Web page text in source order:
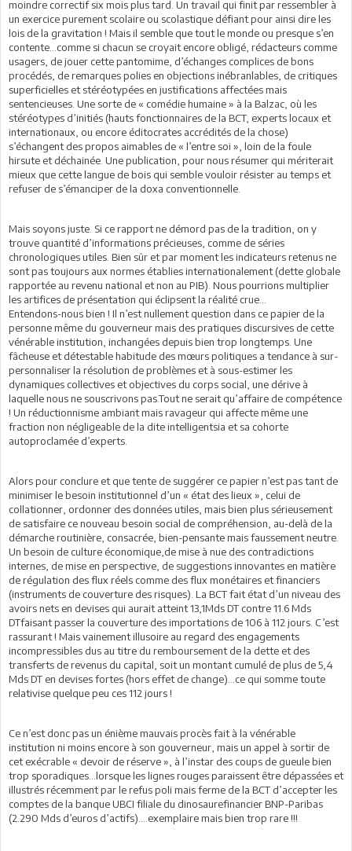
moindre correctif six mois plus tard. Un travail qui finit par ressembler à
un exercice purement scolaire ou scolastique défiant pour ainsi dire les
lois de la gravitation ! Mais il semble que tout le monde ou presque s’en
contente…comme si chacun se croyait encore obligé, rédacteurs comme
usagers, de jouer cette pantomime, d’échanges complices de bons
procédés, de remarques polies en objections inébranlables, de critiques
superficielles et stéréotypées en justifications affectées mais
sentencieuses. Une sorte de « comédie humaine » à la Balzac, où les
stéréotypes d’initiés (hauts fonctionnaires de la BCT, experts locaux et
internationaux, ou encore éditocrates accrédités de la chose)
s’échangent des propos aimables de « l’entre soi », loin de la foule
hirsute et déchainée. Une publication, pour nous résumer qui mériterait
mieux que cette langue de bois qui semble vouloir résister au temps et
refuser de s’émanciper de la doxa conventionnelle.
Mais soyons juste. Si ce rapport ne démord pas de la tradition, on y
trouve quantité d’informations précieuses, comme de séries
chronologiques utiles. Bien sûr et par moment les indicateurs retenus ne
sont pas toujours aux normes établies internationalement (dette globale
rapportée au revenu national et non au PIB). Nous pourrions multiplier
les artifices de présentation qui éclipsent la réalité crue…
Entendons-nous bien ! Il n’est nullement question dans ce papier de la
personne même du gouverneur mais des pratiques discursives de cette
vénérable institution, inchangées depuis bien trop longtemps. Une
fâcheuse et détestable habitude des mœurs politiques a tendance à sur-
personnaliser la résolution de problèmes et à sous-estimer les
dynamiques collectives et objectives du corps social, une dérive à
laquelle nous ne souscrivons pas.Tout ne serait qu’affaire de compétence
! Un réductionnisme ambiant mais ravageur qui affecte même une
fraction non négligeable de la dite intelligentsia et sa cohorte
autoproclamée d’experts.
Alors pour conclure et que tente de suggérer ce papier n’est pas tant de
minimiser le besoin institutionnel d’un « état des lieux », celui de
collationner, ordonner des données utiles, mais bien plus sérieusement
de satisfaire ce nouveau besoin social de compréhension, au-delà de la
démarche routinière, consacrée, bien-pensante mais faussement neutre.
Un besoin de culture économique,de mise à nue des contradictions
internes, de mise en perspective, de suggestions innovantes en matière
de régulation des flux réels comme des flux monétaires et financiers
(instruments de couverture des risques). La BCT fait état d’un niveau des
avoirs nets en devises qui aurait atteint 13,1Mds DT contre 11.6 Mds
DTfaisant passer la couverture des importations de 106 à 112 jours. C’est
rassurant ! Mais vainement illusoire au regard des engagements
incompressibles dus au titre du remboursement de la dette et des
transferts de revenus du capital, soit un montant cumulé de plus de 5,4
Mds DT en devises fortes (hors effet de change)…ce qui somme toute
relativise quelque peu ces 112 jours !
Ce n’est donc pas un énième mauvais procès fait à la vénérable
institution ni moins encore à son gouverneur, mais un appel à sortir de
cet exécrable « devoir de réserve », à l’instar des coups de gueule bien
trop sporadiques...lorsque les lignes rouges paraissent être dépassées et
illustrés récemment par le refus poli mais ferme de la BCT d’accepter les
comptes de la banque UBCI filiale du dinosaurefinancier BNP-Paribas
(2.290 Mds d’euros d’actifs)….exemplaire mais bien trop rare !!!